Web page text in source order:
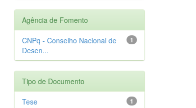
Agência de Fomento
1
CNPq - Conselho Nacional de
Desen...
Tipo de Documento
1
Tese